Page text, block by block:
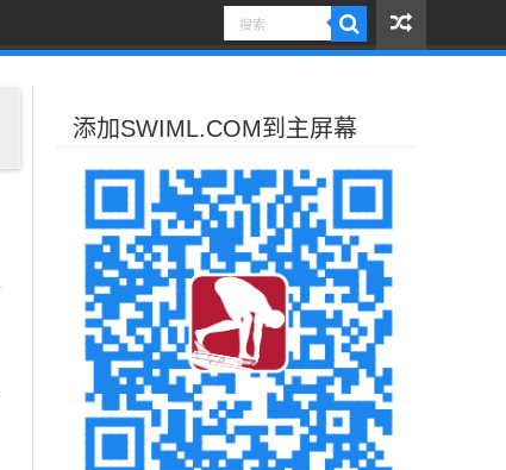
添加SWIML.COM到主屏幕